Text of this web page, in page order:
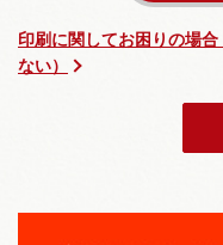
印刷に関してお困りの場
ない）